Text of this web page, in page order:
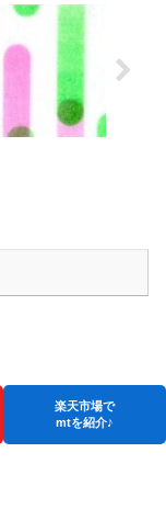
楽天市場で
mtを紹介♪